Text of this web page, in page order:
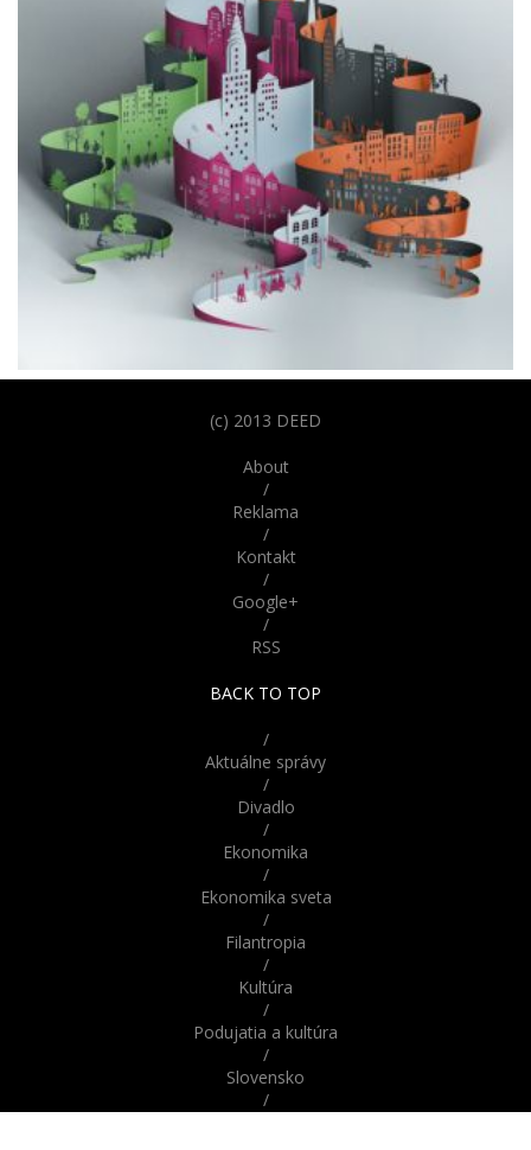
Trojrozmerné umelecké diela sú očný klam
Na prvý pohľad sa zdá, že ide o precízne vystrihnuté papierové
diela, avšak všetko je len očný klam. V skutočnosti sú ilustrácie
vytvorené digitálne (kreslí ich však ručne) a majú pôsobiť, akoby
1
(c) 2013 DEED
About
/
Reklama
/
Kontakt
/
Google+
/
RSS
BACK TO TOP
/
Aktuálne správy
/
Divadlo
/
Ekonomika
/
Ekonomika sveta
/
Filantropia
/
Kultúra
/
Podujatia a kultúra
/
Slovensko
/